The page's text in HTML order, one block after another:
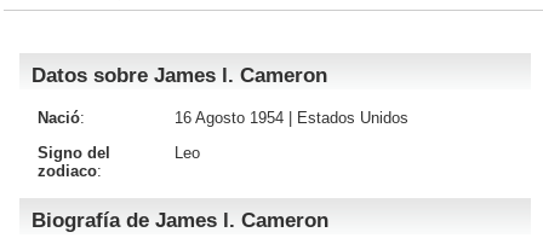
Iniciar sesión
Datos sobre James l. Cameron
Nació: 16 Agosto 1954 |
Estados Unidos
Signo del
zodiaco:
Leo
Biografía de James l. Cameron